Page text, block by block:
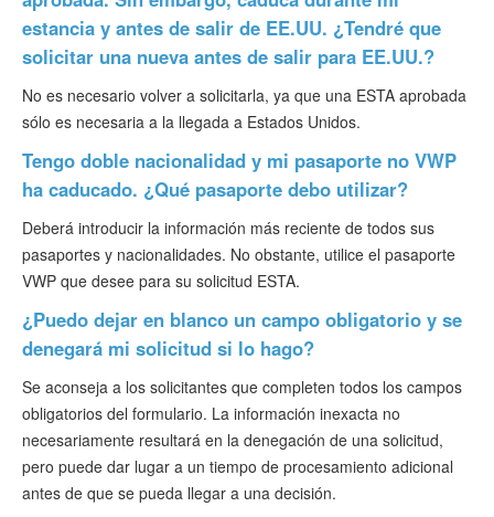
estancia y antes de salir de EE.UU. ¿Tendré que
solicitar una nueva antes de salir para EE.UU.?
No es necesario volver a solicitarla, ya que una ESTA aprobada
sólo es necesaria a la llegada a Estados Unidos.
Tengo doble nacionalidad y mi pasaporte no VWP
ha caducado. ¿Qué pasaporte debo utilizar?
Deberá introducir la información más reciente de todos sus
pasaportes y nacionalidades. No obstante, utilice el pasaporte
VWP que desee para su solicitud ESTA.
¿Puedo dejar en blanco un campo obligatorio y se
denegará mi solicitud si lo hago?
Se aconseja a los solicitantes que completen todos los campos
obligatorios del formulario. La información inexacta no
necesariamente resultará en la denegación de una solicitud,
pero puede dar lugar a un tiempo de procesamiento adicional
antes de que se pueda llegar a una decisión.